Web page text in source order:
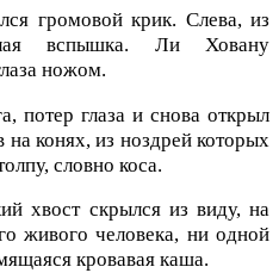
громовой крик. Слева, из
вспышка. Ли Ховану
ножом.
потер глаза и снова открыл
конях, из ноздрей которых
словно коса.
хвост скрылся из виду, на
живого человека, ни одной
кровавая каша.